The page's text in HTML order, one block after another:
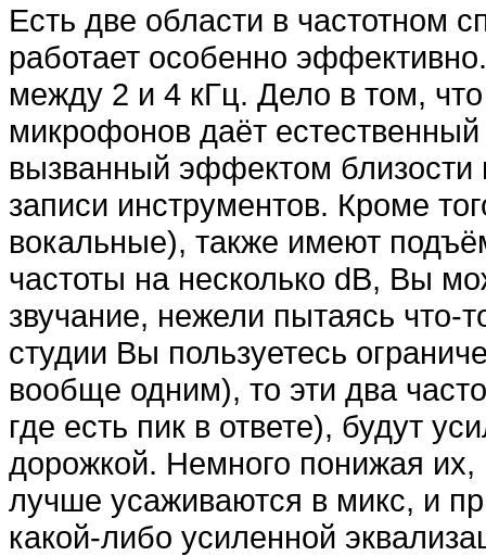
Есть две области в частотном
работает особенно
между 2 и 4 кГц. Дело в том,
микрофонов даёт
вызванный эффектом
записи инструментов. Кроме
вокальные), также имеют
частоты на несколько dB, Вы
звучание, нежели пытаясь
студии Вы пользуетесь
вообще одним), то эти два
где есть пик в ответе), будут
дорожкой. Немного понижая
лучше усаживаются в микс, и
какой-либо усиленной